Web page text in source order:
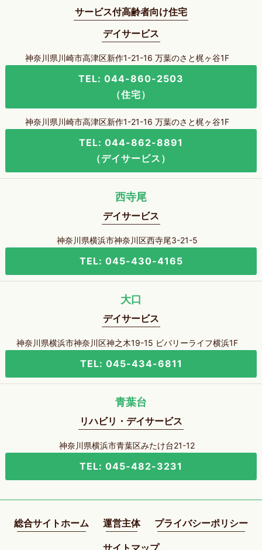
サービス付高齢者向け住宅
デイサービス
神奈川県川崎市高津区新作1-21-16 万葉のさと梶ヶ谷1F
TEL: 044-860-2503
（住宅）
神奈川県川崎市高津区新作1-21-16 万葉のさと梶ヶ谷1F
TEL: 044-862-8891
（デイサービス）
西寺尾
デイサービス
神奈川県横浜市神奈川区西寺尾3-21-5
TEL: 045-430-4165
大口
デイサービス
神奈川県横浜市神奈川区神之木19-15 ビバリーライフ横浜1F
TEL: 045-434-6811
青葉台
リハビリ・デイサービス
神奈川県横浜市青葉区みたけ台21-12
TEL: 045-482-3231
総合サイトホーム 運営主体 プライバシーポリシー
サイトマップ